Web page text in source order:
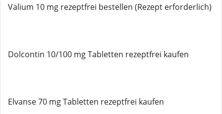
Valium 10 mg rezeptfrei bestellen (Rezept erforderlich)
Dolcontin 10/100 mg Tabletten rezeptfrei kaufen
Elvanse 70 mg Tabletten rezeptfrei kaufen